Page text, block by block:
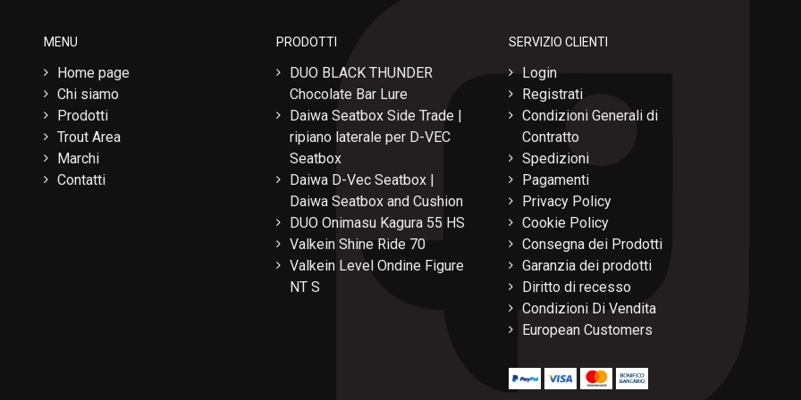
MENU
Home page
Chi siamo
Prodotti
Trout Area
Marchi
Contatti
PRODOTTI
DUO BLACK THUNDER
Chocolate Bar Lure
Daiwa Seatbox Side Trade |
ripiano laterale per D-VEC
Seatbox
Daiwa D-Vec Seatbox |
Daiwa Seatbox and Cushion
DUO Onimasu Kagura 55 HS
Valkein Shine Ride 70
Valkein Level Ondine Figure
NT S
SERVIZIO CLIENTI
Login
Registrati
Condizioni Generali di
Contratto
Spedizioni
Pagamenti
Privacy Policy
Cookie Policy
Consegna dei Prodotti
Garanzia dei prodotti
Diritto di recesso
Condizioni Di Vendita
European Customers